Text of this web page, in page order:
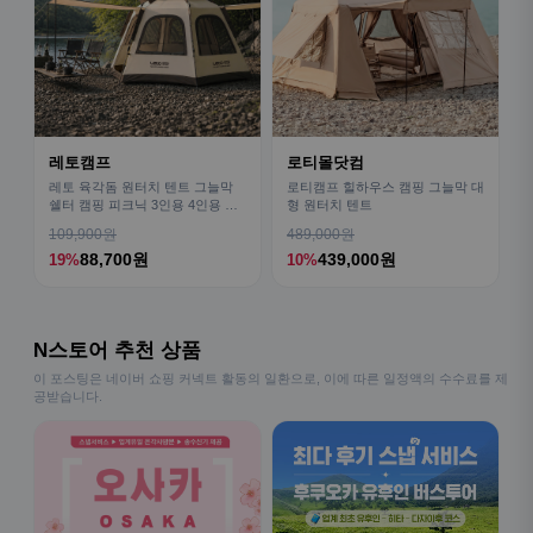
레토캠프
레토 육각돔 원터치 텐트 그늘막
쉘터 캠핑 피크닉 3인용 4인용 패
109,900원
19%88,700원
로티몰닷컴
로티캠프 힐하우스 캠핑 그늘막 대
형 원터치 텐트
489,000원
10%439,000원
N스토어 추천 상품
이 포스팅은 네이버 쇼핑 커넥트 활동의 일환으로, 이에 따른 일정액의 수수료를 제
공받습니다.